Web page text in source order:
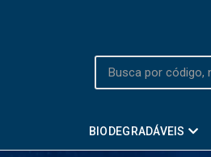
BIODEGRADÁVEIS